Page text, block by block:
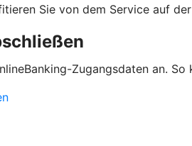
Sie von dem Service auf
Zugangsdaten an.